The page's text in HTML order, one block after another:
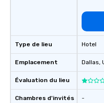
Type de lieu
Emplacement
Évaluation du lieu
Chambres d'invités
Hotel
Dallas,
-